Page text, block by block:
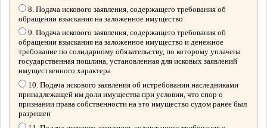
8. Подача искового заявления, содержащего требования об
обращении взыскания на заложенное имущество
9. Подача искового заявления, содержащего требования об
обращении взыскания на заложенное имущество и денежное
требование по солидарному обязательству, по которому уплачена
государственная пошлина, установленная для исковых заявлений
имущественного характера
10. Подача искового заявления об истребовании наследниками
принадлежащей им доли имущества при условии, что спор о
признании права собственности на это имущество судом ранее был
разрешен